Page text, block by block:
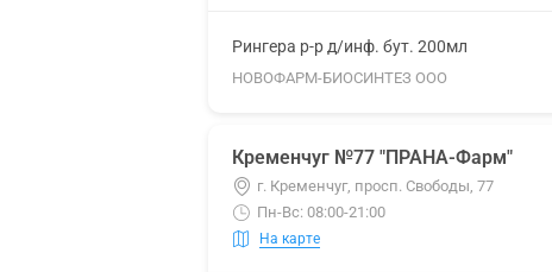
Рингера р-р д/инф. бут. 200мл
НОВОФАРМ-БИОСИНТЕЗ ООО
Кременчуг №77 "ПРАНА-Фарм"
г. Кременчуг, просп. Свободы, 77
Пн-Вс: 08:00-21:00
На карте